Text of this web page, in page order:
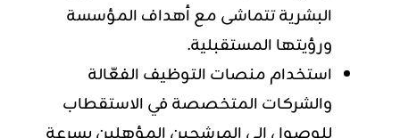
البشرية تتماشى مع أهداف المؤسسة
ورؤيتها المستقبلية.
استخدام منصات التوظيف الفعّالة
والشركات المتخصصة في الاستقطاب